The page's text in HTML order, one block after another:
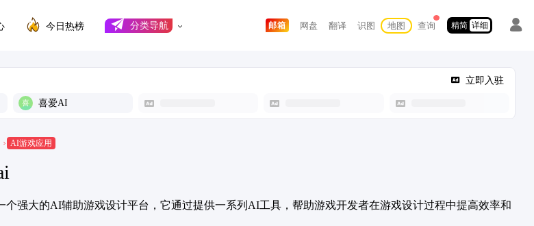
今日热榜 分类导航 邮箱 网盘 翻译 识图 地图 查询 精简 详细
立即入驻
喜爱AI
AI游戏应用
个强大的AI辅助游戏设计平台，它通过提供一系列AI工具，帮助游戏开发者在游戏设计过程中提高效率和